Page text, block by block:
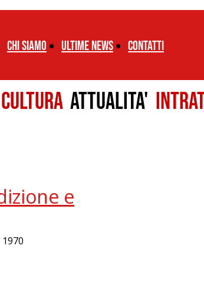
chi siamo ultime news CONTATTI
CULTURA ATTUALITA'
e